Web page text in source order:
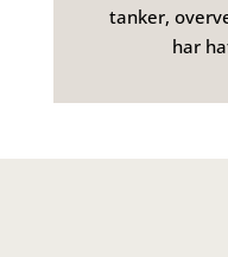
tanker,
har